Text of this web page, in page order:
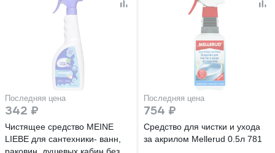
Последняя цена
342 ₽
Чистящее средство MEINE
LIEBE для сантехники- ванн,
Последняя цена
754 ₽
Средство для чистки и ухода
за акрилом Mellerud 0.5л 781